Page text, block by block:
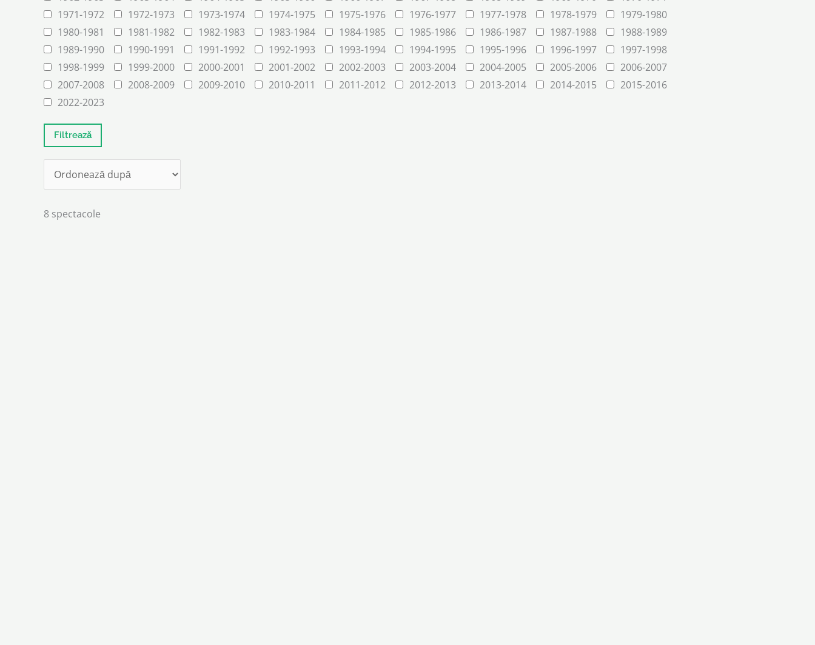
1971-1972
1972-1973 1973-1974 1974-1975 1975-1976 1976-1977 1977-1978 1978-1979
1979-1980
1980-1981
1981-1982 1982-1983 1983-1984 1984-1985 1985-1986 1986-1987 1987-1988
1988-1989
1989-1990
1990-1991 1991-1992 1992-1993 1993-1994 1994-1995 1995-1996 1996-1997
1997-1998
1998-1999
1999-2000 2000-2001 2001-2002 2002-2003 2003-2004 2004-2005 2005-2006
2006-2007
2007-2008
2008-2009 2009-2010 2010-2011 2011-2012 2012-2013 2013-2014 2014-2015
2015-2016
2022-2023
8 spectacole